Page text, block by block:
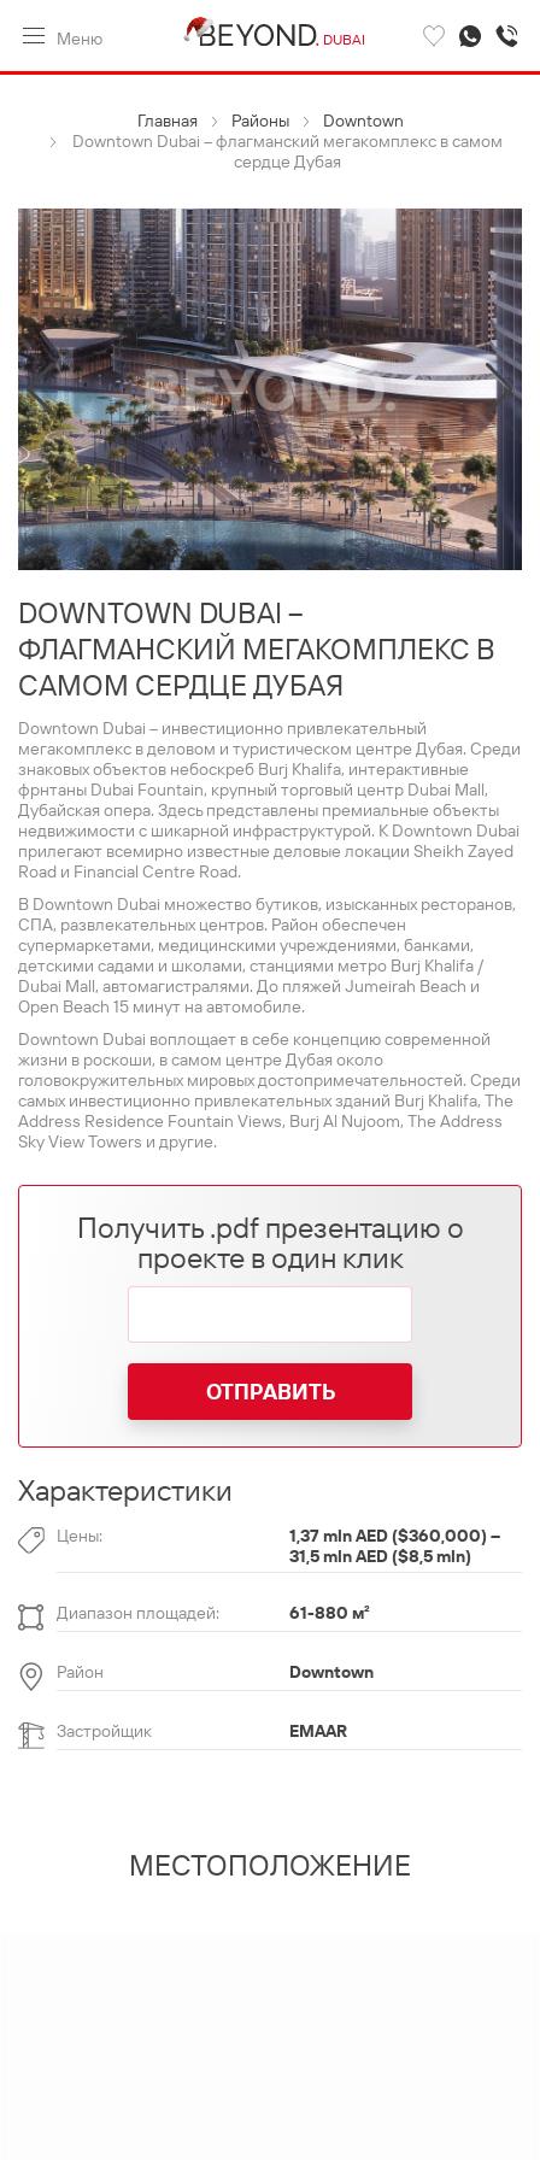
Меню DUBAI
Главная Районы
Downtown
Downtown Dubai – флагманский мегакомплекс в самом
сердце Дубая
DOWNTOWN DUBAI –
ФЛАГМАНСКИЙ МЕГАКОМПЛЕКС В
САМОМ СЕРДЦЕ ДУБАЯ
Downtown Dubai – инвестиционно привлекательный
мегакомплекс в деловом и туристическом центре Дубая. Среди
знаковых объектов небоскреб Burj Khalifa, интерактивные
фрнтаны Dubai Fountain, крупный торговый центр Dubai Mall,
Дубайская опера. Здесь представлены премиальные объекты
недвижимости с шикарной инфраструктурой. К Downtown Dubai
прилегают всемирно известные деловые локации Sheikh Zayed
Road и Financial Centre Road.
В Downtown Dubai множество бутиков, изысканных ресторанов,
СПА, развлекательных центров. Район обеспечен
супермаркетами, медицинскими учреждениями, банками,
детскими садами и школами, станциями метро Burj Khalifa /
Dubai Mall, автомагистралями. До пляжей Jumeirah Beach и
Open Beach 15 минут на автомобиле.
Downtown Dubai воплощает в себе концепцию современной
жизни в роскоши, в самом центре Дубая около
головокружительных мировых достопримечательностей. Среди
самых инвестиционно привлекательных зданий Burj Khalifa, The
Address Residence Fountain Views, Burj Al Nujoom, The Address
Sky View Towers и другие.
Получить .pdf презентацию о
проекте в один клик
ОТПРАВИТЬ
Характеристики
Цены:
1,37 mln AED ($360,000) –
31,5 mln AED ($8,5 mln)
Диапазон площадей: 61-880 м²
Район Downtown
Застройщик EMAAR
МЕСТОПОЛОЖЕНИЕ